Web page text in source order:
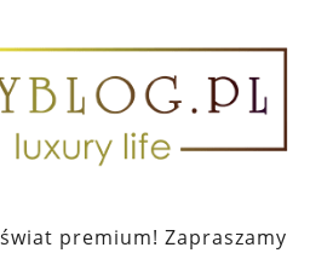
premium! Zapraszamy